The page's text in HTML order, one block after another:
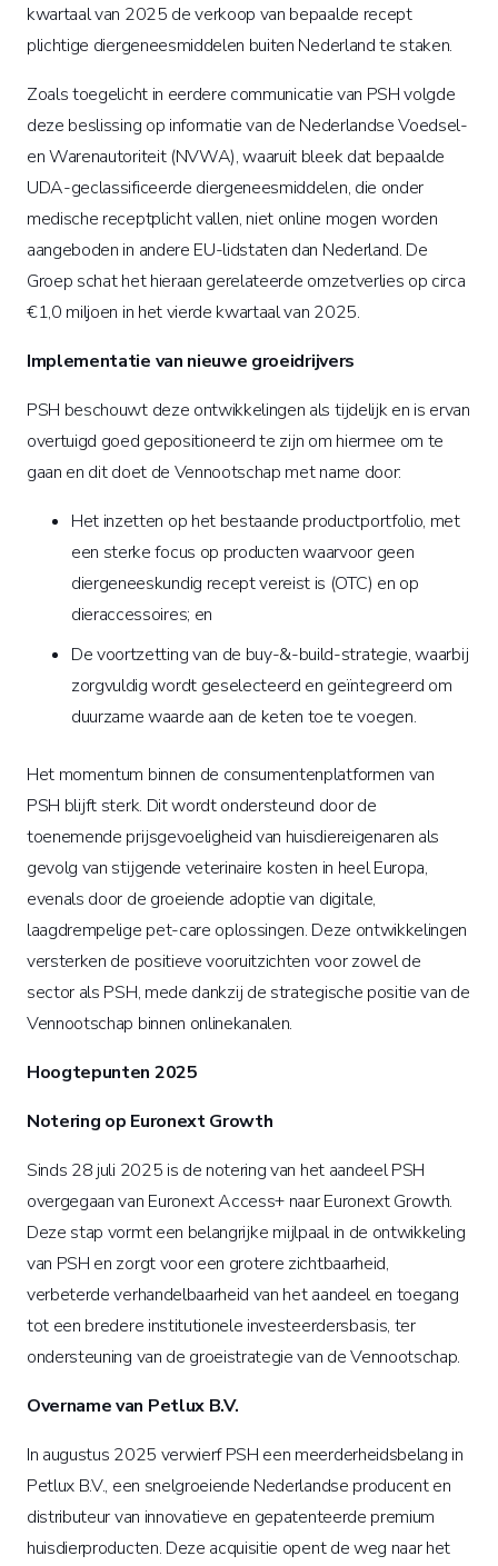
kwartaal van 2025 de verkoop van bepaalde recept
plichtige diergeneesmiddelen buiten Nederland te staken.
Zoals toegelicht in eerdere communicatie van PSH volgde
deze beslissing op informatie van de Nederlandse Voedsel-
en Warenautoriteit (NVWA), waaruit bleek dat bepaalde
UDA-geclassificeerde diergeneesmiddelen, die onder
medische receptplicht vallen, niet online mogen worden
aangeboden in andere EU-lidstaten dan Nederland. De
Groep schat het hieraan gerelateerde omzetverlies op circa
€1,0 miljoen in het vierde kwartaal van 2025.
Implementatie van nieuwe groeidrijvers
PSH beschouwt deze ontwikkelingen als tijdelijk en is ervan
overtuigd goed gepositioneerd te zijn om hiermee om te
gaan en dit doet de Vennootschap met name door:
Het inzetten op het bestaande productportfolio, met
een sterke focus op producten waarvoor geen
diergeneeskundig recept vereist is (OTC) en op
dieraccessoires; en
De voortzetting van de buy-&-build-strategie, waarbij
zorgvuldig wordt geselecteerd en geïntegreerd om
duurzame waarde aan de keten toe te voegen.
Het momentum binnen de consumentenplatformen van
PSH blijft sterk. Dit wordt ondersteund door de
toenemende prijsgevoeligheid van huisdiereigenaren als
gevolg van stijgende veterinaire kosten in heel Europa,
evenals door de groeiende adoptie van digitale,
laagdrempelige pet-care oplossingen. Deze ontwikkelingen
versterken de positieve vooruitzichten voor zowel de
sector als PSH, mede dankzij de strategische positie van de
Vennootschap binnen onlinekanalen.
Hoogtepunten 2025
Notering op Euronext Growth
Sinds 28 juli 2025 is de notering van het aandeel PSH
overgegaan van Euronext Access+ naar Euronext Growth.
Deze stap vormt een belangrijke mijlpaal in de ontwikkeling
van PSH en zorgt voor een grotere zichtbaarheid,
verbeterde verhandelbaarheid van het aandeel en toegang
tot een bredere institutionele investeerdersbasis, ter
ondersteuning van de groeistrategie van de Vennootschap.
Overname van Petlux B.V.
In augustus 2025 verwierf PSH een meerderheidsbelang in
Petlux B.V., een snelgroeiende Nederlandse producent en
distributeur van innovatieve en gepatenteerde premium
huisdierproducten. Deze acquisitie opent de weg naar het